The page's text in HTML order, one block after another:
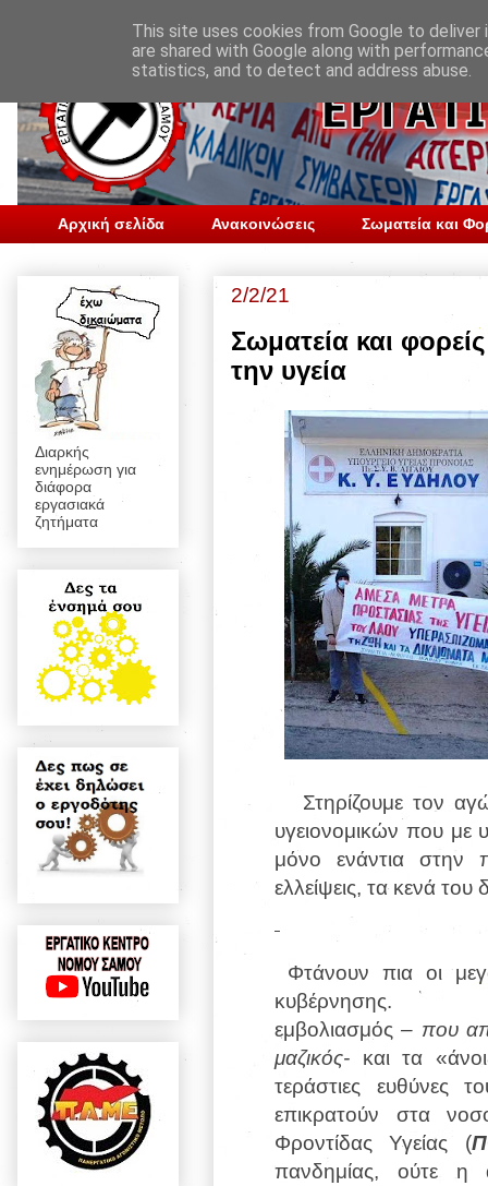
Αρχική σελίδα Ανακοινώσεις Σωματεία και
2/2/21
Σωματεία και
την υγεία
Στηρίζουμε τον
υγειονομικών που
μόνο ενάντια στην
ελλείψεις, τα κενά
Φτάνουν πια οι
κυβέρνησης.
εμβολιασμός– που
μαζικός- και τα
τεράστιες ευθύνες
επικρατούν στα
Φροντίδας Υγείας (
πανδημίας, ούτε η
Διαρκής
ενημέρωση για
διάφορα
εργασιακά
ζητήματα
This site uses cookies from Google to
are shared with Google along with
statistics, and to detect and address abuse.